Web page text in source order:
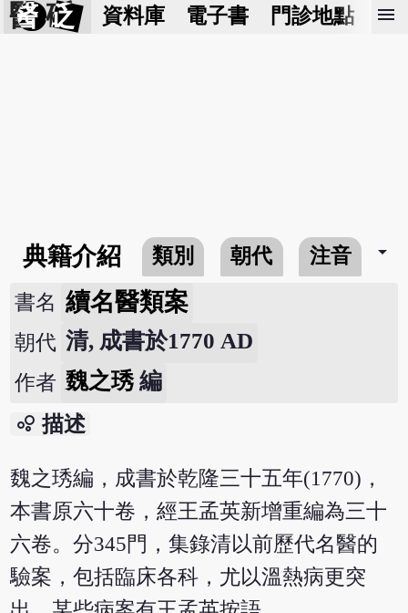
醫 砭 資料庫 電子書 門診地點 預
menu
典籍介紹 類別 朝代 注音 arrow_drop_down
書名 續名醫類案
朝代 清, 成書於1770 AD
作者 魏之琇編
bubble_chart 描述
魏之琇編，成書於乾隆三十五年(1770)，
本書原六十卷，經王孟英新增重編為三十
六卷。分345門，集錄清以前歷代名醫的
驗案，包括臨床各科，尤以溫熱病更突